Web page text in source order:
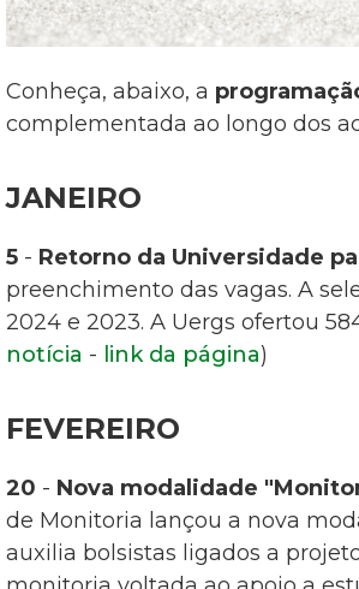
Conheça, abaixo, a
complementada ao longo dos
JANEIRO
5 - Retorno da Universidade
preenchimento das vagas. A
2024 e 2023. A Uergs ofertou
notícia - link da página)
FEVEREIRO
20 - Nova modalidade
de Monitoria lançou a nova
auxilia bolsistas ligados a